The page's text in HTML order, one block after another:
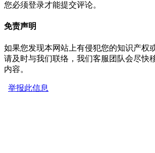
您必须登录才能提交评论。
免责声明
如果您发现本网站上有侵犯您的知识产权
请及时与我们联络，我们客服团队会尽快
内容。
举报此信息